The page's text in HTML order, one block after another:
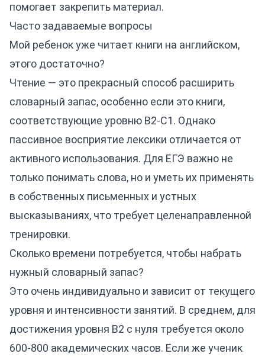
помогает закрепить материал.
Часто задаваемые вопросы
Мой ребенок уже читает книги на английском,
этого достаточно?
Чтение — это прекрасный способ расширить
словарный запас, особенно если это книги,
соответствующие уровню B2-C1. Однако
пассивное восприятие лексики отличается от
активного использования. Для ЕГЭ важно не
только понимать слова, но и уметь их применять
в собственных письменных и устных
высказываниях, что требует целенаправленной
тренировки.
Сколько времени потребуется, чтобы набрать
нужный словарный запас?
Это очень индивидуально и зависит от текущего
уровня и интенсивности занятий. В среднем, для
достижения уровня B2 с нуля требуется около
600-800 академических часов. Если же ученик